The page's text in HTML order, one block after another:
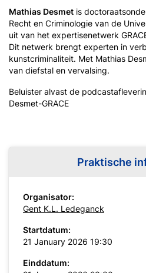
Mathias Desmet is
Recht en Criminologie van de
uit van het expertisenetwerk
Dit netwerk brengt experten in
kunstcriminaliteit. Met Mathias
van diefstal en vervalsing.
Beluister alvast de
Desmet-GRACE
Praktische
Organisator:
Gent K.L. Ledeganck
Startdatum:
21 January 2026 19:30
Einddatum: